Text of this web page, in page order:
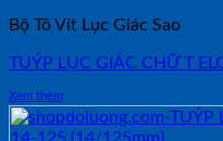
Bộ Tô Vít Lục Giác Sao
TUÝP LỤC GIÁC CHỮ T
Xem thêm